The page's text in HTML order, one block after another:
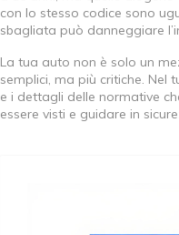
con lo stesso codice sono
sbagliata può danneggiare
La tua auto non è solo un
semplici, ma più critiche.
e i dettagli delle normative
essere visti e guidare in